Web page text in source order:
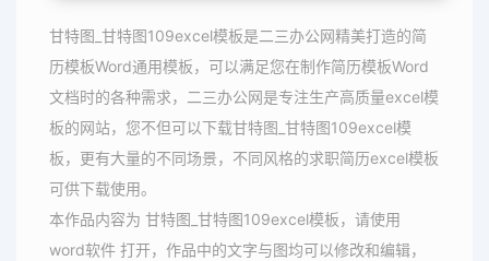
甘特图_甘特图109excel模板是二三办公网精美打造的简
历模板Word通用模板，可以满足您在制作简历模板Word
文档时的各种需求，二三办公网是专注生产高质量excel模
板的网站，您不但可以下载甘特图_甘特图109excel模
板，更有大量的不同场景，不同风格的求职简历excel模板
可供下载使用。
本作品内容为 甘特图_甘特图109excel模板，请使用
word软件 打开，作品中的文字与图均可以修改和编辑，